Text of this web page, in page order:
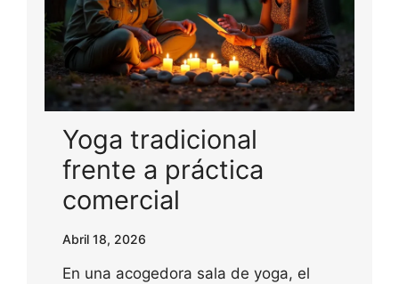
Yoga tradicional
frente a práctica
comercial
Abril 18, 2026
En una acogedora sala de yoga, el